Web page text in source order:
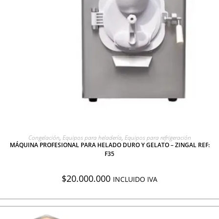
AGREGAR A COTIZACIÓN
Congelación, Equipos para heladería, Equipos para refrigeración
MÁQUINA PROFESIONAL PARA HELADO DURO Y GELATO – ZINGAL REF:
F35
$20.000.000 INCLUIDO IVA